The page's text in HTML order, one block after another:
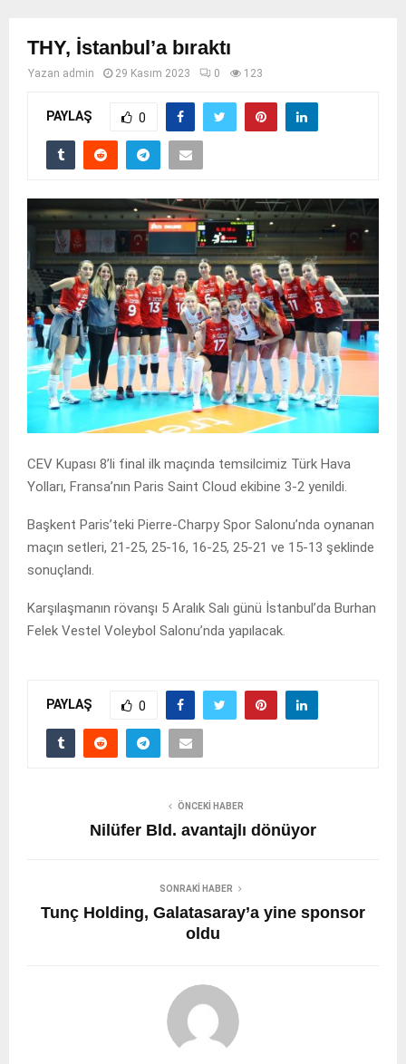
THY, İstanbul’a bıraktı
Yazan admin 29 Kasım 2023 0 123
PAYLAŞ 0
CEV Kupası 8’li final ilk maçında temsilcimiz Türk Hava
Yolları, Fransa’nın Paris Saint Cloud ekibine 3-2 yenildi.
Başkent Paris’teki Pierre-Charpy Spor Salonu’nda oynanan
maçın setleri, 21-25, 25-16, 16-25, 25-21 ve 15-13 şeklinde
sonuçlandı.
Karşılaşmanın rövanşı 5 Aralık Salı günü İstanbul’da Burhan
Felek Vestel Voleybol Salonu’nda yapılacak.
PAYLAŞ 0
ÖNCEKI HABER
Nilüfer Bld. avantajlı dönüyor
SONRAKI HABER
Tunç Holding, Galatasaray’a yine sponsor
oldu